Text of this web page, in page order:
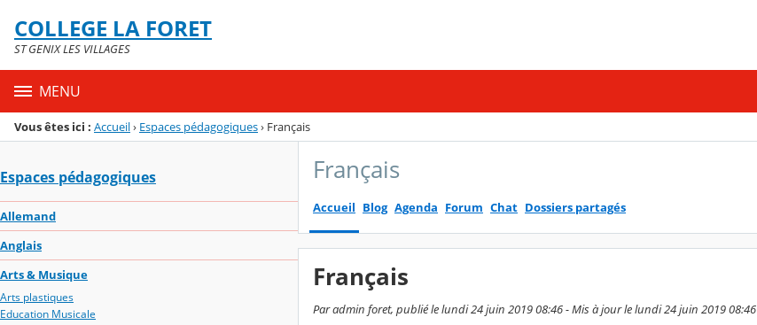
Menu de la rubrique
Contenu
COLLEGE LA FORET
ST GENIX LES VILLAGES
MENU
Vous êtes ici : Accueil› Espaces pédagogiques› Français
Espaces pédagogiques
Allemand
Anglais
Arts & Musique
Arts plastiques
Education Musicale
Français
Accueil Blog Agenda Forum Chat Dossiers partagés
Français
Par admin foret, publié le lundi 24 juin 2019 08:46 - Mis à jour le lundi 24 juin 2019 08:46